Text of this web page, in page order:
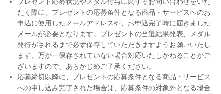
プレゼント応募状況やメダル付与に関するお問い合わせをいた
だく際に、プレゼントの応募条件となる商品・サービスへのお
申込に使用したメールアドレスや、お申込完了時に届きました
メールが必要となります。プレゼントの当選結果発表、メダル
発行がされるまで必ず保存していただきますようお願いいたし
ます。万が一保存されていない場合対応いたしかねることがご
ざいますので、あらかじめご了承ください。
応募締切以降に、プレゼントの応募条件となる商品・サービス
への申し込み完了された場合は、応募条件の対象外となる場合